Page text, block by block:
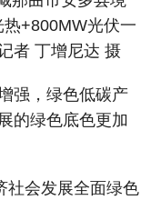
+800MW光伏一
者 丁增尼达 摄
强，绿色低碳产
的绿色底色更加
会发展全面绿色